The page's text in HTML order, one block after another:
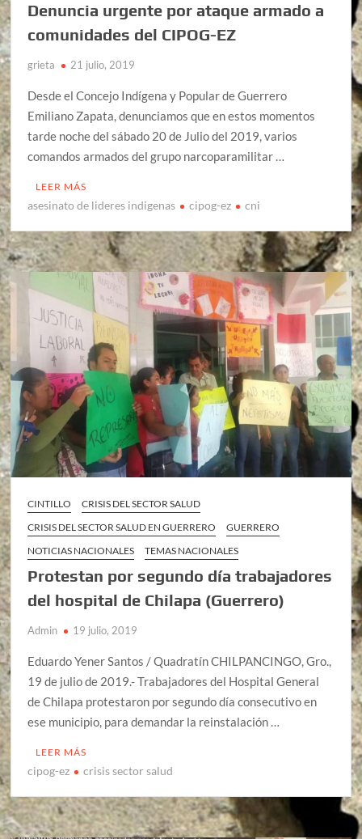
Denuncia urgente por ataque armado a
comunidades del CIPOG-EZ
grieta 21 julio, 2019
Desde el Concejo Indígena y Popular de Guerrero
Emiliano Zapata, denunciamos que en estos momentos
tarde noche del sábado 20 de Julio del 2019, varios
comandos armados del grupo narcoparamilitar …
LEER MÁS
asesinato de lideres indigenas cipog-ez cni
CINTILLO
CRISIS DEL SECTOR SALUD
CRISIS DEL SECTOR SALUD EN GUERRERO
GUERRERO
NOTICIAS NACIONALES
TEMAS NACIONALES
Protestan por segundo día trabajadores
del hospital de Chilapa (Guerrero)
Admin 19 julio, 2019
Eduardo Yener Santos / Quadratín CHILPANCINGO, Gro.,
19 de julio de 2019.- Trabajadores del Hospital General
de Chilapa protestaron por segundo día consecutivo en
ese municipio, para demandar la reinstalación …
LEER MÁS
cipog-ez crisis sector salud